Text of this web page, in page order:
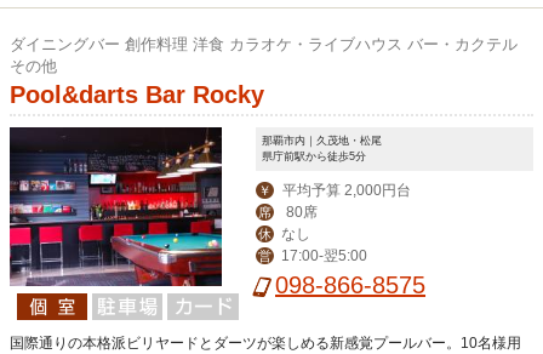
ダイニングバー 創作料理 洋食 カラオケ・ライブハウス バー・カクテル
その他
Pool&darts Bar Rocky
那覇市内｜久茂地・松尾
県庁前駅から徒歩5分
￥ 平均予算 2,000円台
席 80席
休 なし
営 17:00-翌5:00
098-866-8575
国際通りの本格派ビリヤードとダーツが楽しめる新感覚プールバー。10名様用